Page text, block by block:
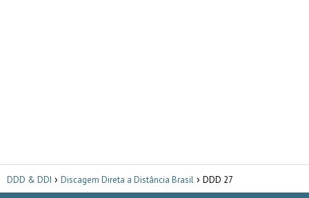
DDD & DDI Discagem Direta a Distância Brasil DDD 27